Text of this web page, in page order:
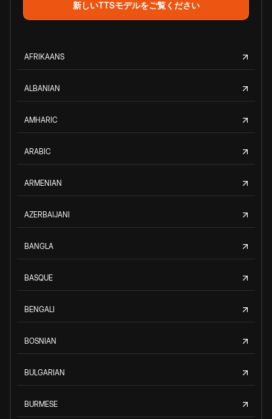
新しいTTSモデルをご覧ください
AFRIKAANS
ALBANIAN
AMHARIC
ARABIC
ARMENIAN
AZERBAIJANI
BANGLA
BASQUE
BENGALI
BOSNIAN
BULGARIAN
BURMESE